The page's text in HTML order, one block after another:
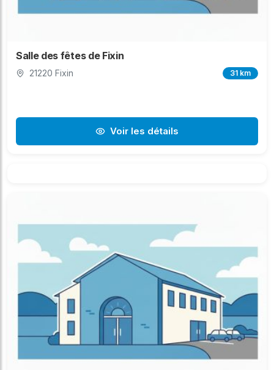
Salle des fêtes de Fixin
21220 Fixin 31 km
Voir les détails